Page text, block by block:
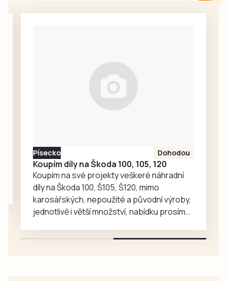
srpen a neděje se
Písecko Dohodou
Koupím díly na Škoda 100, 105, 120
Koupím na své projekty veškeré náhradní
díly na Škoda 100, Š105, Š120, mimo
karosářských, nepoužité a původní výroby,
jednotlivě i větší množství, nabídku prosím